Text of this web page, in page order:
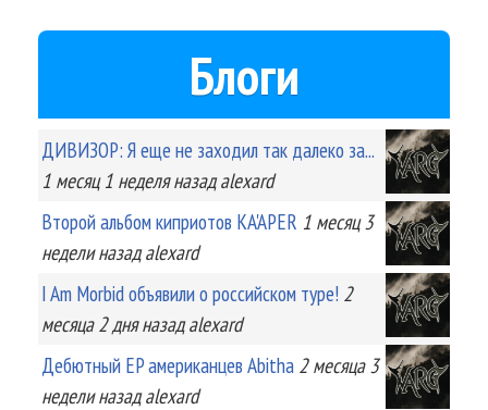
Блоги
ДИВИЗОР: Я еще не заходил так далеко за...
1 месяц 1 неделяназад alexard
Второй альбом киприотов KA'APER 1 месяц 3
неделиназад alexard
I Am Morbid объявили о российском туре! 2
месяца 2 дняназад alexard
Дебютный EP американцев Abitha 2 месяца 3
неделиназад alexard